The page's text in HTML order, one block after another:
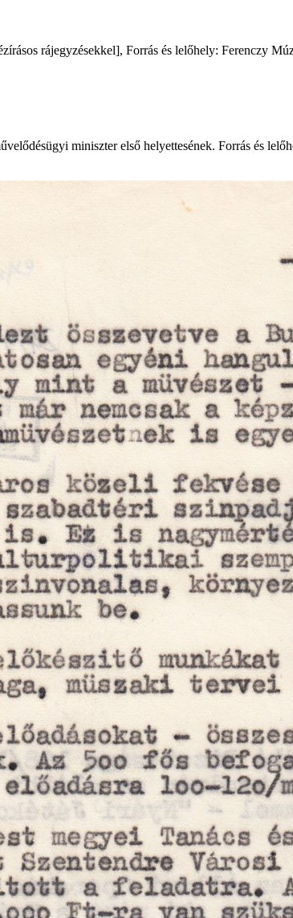
rájegyzésekkel], Forrás és lelőhely: Ferenczy
miniszter első helyettesének. Forrás és